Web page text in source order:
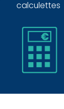
calculettes